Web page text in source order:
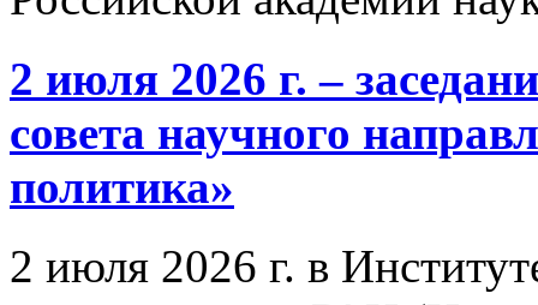
2 июля 2026 г. –
совета научного
политика»
2 июля 2026 г. в